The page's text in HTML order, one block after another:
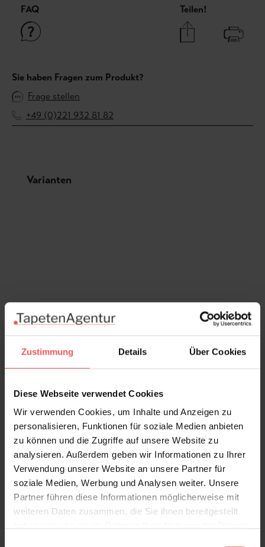
Zustimmung Details Über Cookies
Diese Webseite verwendet Cookies
Wir verwenden Cookies, um Inhalte und Anzeigen zu
personalisieren, Funktionen für soziale Medien anbieten
zu können und die Zugriffe auf unsere Website zu
analysieren. Außerdem geben wir Informationen zu Ihrer
Verwendung unserer Website an unsere Partner für
soziale Medien, Werbung und Analysen weiter. Unsere
Partner führen diese Informationen möglicherweise mit
weiteren Daten zusammen, die Sie ihnen bereitgestellt
FAQ Teilen!
Sie haben Fragen zum Produkt?
Frage stellen
+49 (0)221 932 81 82
Produktgalerie überspringen
Varianten
Tropical Clouded Leopard Superwide
Wallpaper, Black
134,00 €